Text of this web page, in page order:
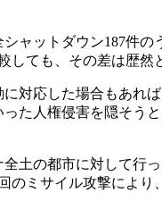
ャットダウン187件の
しても、その差は歴然
対応した場合もあれ
た人権侵害を隠そう
土の都市に対して行
ミサイル攻撃により